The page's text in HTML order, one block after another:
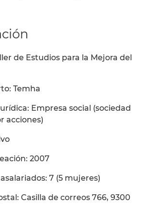
de Estudios para la Mejora del
Temha
Empresa social (sociedad
acciones)
2007
7 (5 mujeres)
Casilla de correos 766, 9300